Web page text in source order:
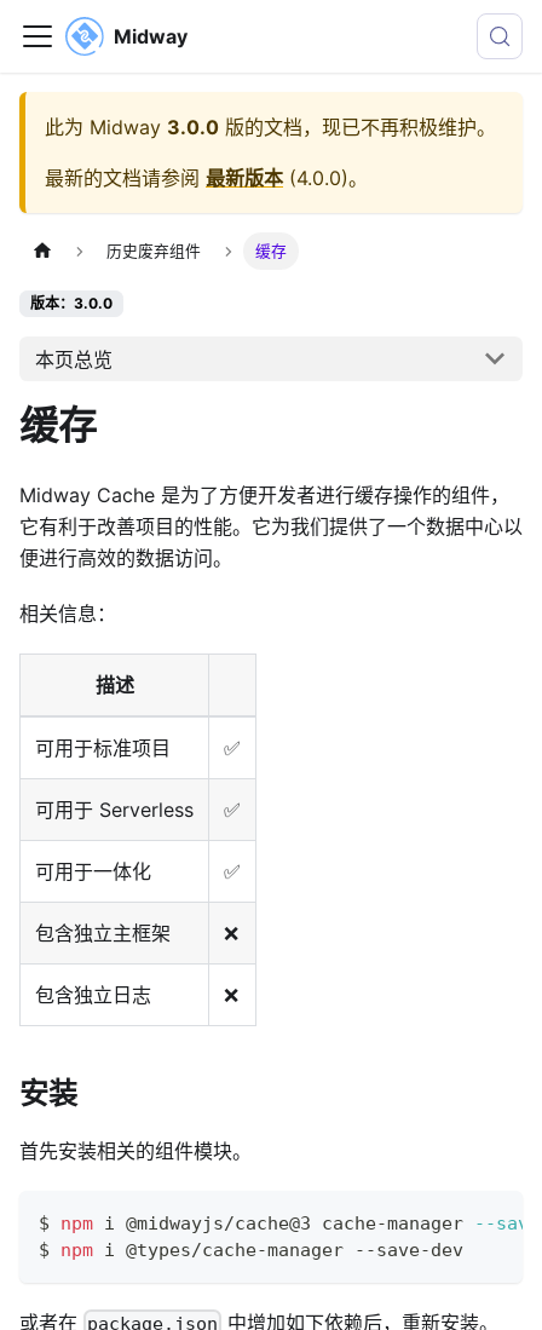
Midway
此为 Midway 3.0.0 版的文档，现已不再积极维护。
最新的文档请参阅 最新版本(4.0.0)。
历史废弃组件 缓存
版本：3.0.0
本页总览
缓存
Midway Cache 是为了方便开发者进行缓存操作的组件，
它有利于改善项目的性能。它为我们提供了一个数据中心以
便进行高效的数据访问。
相关信息：
描述
可用于标准项目 ✅
可用于 Serverless ✅
可用于一体化 ✅
包含独立主框架 ❌
包含独立日志 ❌
安装
首先安装相关的组件模块。
$ npm i @midwayjs/cache@3 cache-manager
--save
$ npm i @types/cache-manager --save-dev
或者在 package.json 中增加如下依赖后，重新安装。